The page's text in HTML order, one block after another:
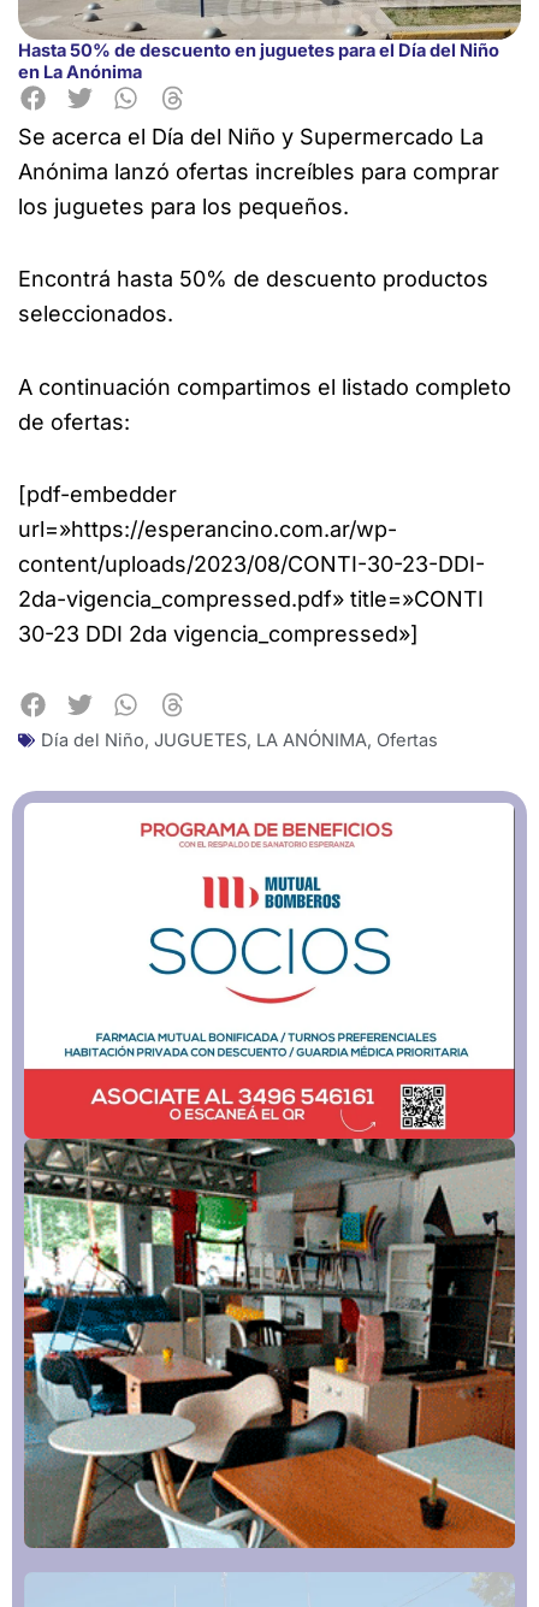
Hasta 50% de descuento en juguetes para el Día del Niño
en La Anónima
Se acerca el Día del Niño y Supermercado La
Anónima lanzó ofertas increíbles para comprar
los juguetes para los pequeños.
Encontrá hasta 50% de descuento productos
seleccionados.
A continuación compartimos el listado completo
de ofertas:
[pdf-embedder
url=»https://esperancino.com.ar/wp-
content/uploads/2023/08/CONTI-30-23-DDI-
2da-vigencia_compressed.pdf» title=»CONTI
30-23 DDI 2da vigencia_compressed»]
Día del Niño, JUGUETES, LA ANÓNIMA, Ofertas